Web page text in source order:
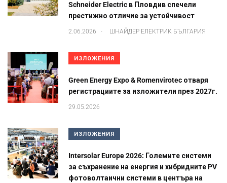
Schneider Electric в Пловдив спечели
престижно отличие за устойчивост
2.06.2026 . ШНАЙДЕР ЕЛЕКТРИК БЪЛГАРИЯ
ИЗЛОЖЕНИЯ
Green Energy Expo & Romenvirotec отваря
регистрациите за изложители през 2027г.
29.05.2026
ИЗЛОЖЕНИЯ
Intersolar Europe 2026: Големите системи
за съхранение на енергия и хибридните PV
фотоволтаични системи в центъра на